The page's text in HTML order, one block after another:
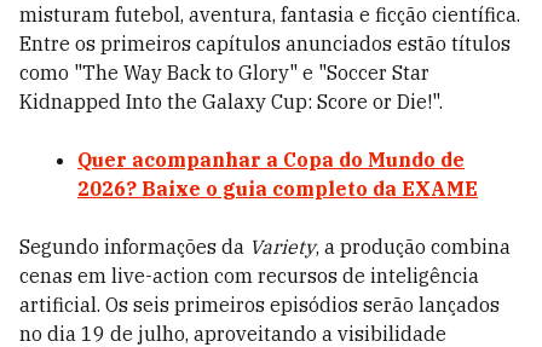
misturam futebol, aventura, fantasia e ficção científica.
Entre os primeiros capítulos anunciados estão títulos
como "The Way Back to Glory" e "Soccer Star
Kidnapped Into the Galaxy Cup: Score or Die!".
Quer acompanhar a Copa do Mundo de
2026? Baixe o guia completo da EXAME
Segundo informações da Variety, a produção combina
cenas em live-action com recursos de inteligência
artificial. Os seis primeiros episódios serão lançados
no dia 19 de julho, aproveitando a visibilidade